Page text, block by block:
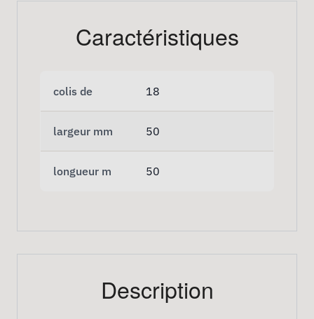
Caractéristiques
colis de 18
largeur mm 50
longueur m 50
Description